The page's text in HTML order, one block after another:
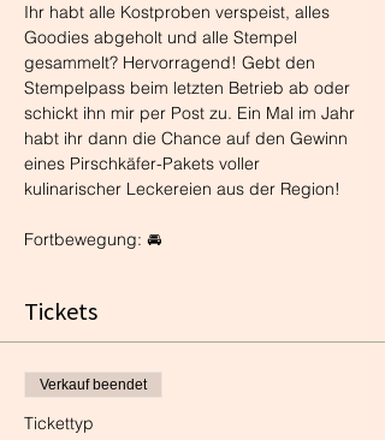
Ihr habt alle Kostproben verspeist, alles
Goodies abgeholt und alle Stempel
gesammelt? Hervorragend! Gebt den
Stempelpass beim letzten Betrieb ab oder
schickt ihn mir per Post zu. Ein Mal im Jahr
habt ihr dann die Chance auf den Gewinn
eines Pirschkäfer-Pakets voller
kulinarischer Leckereien aus der Region!
Fortbewegung: 🚘
Tickets
Verkauf beendet
Tickettyp